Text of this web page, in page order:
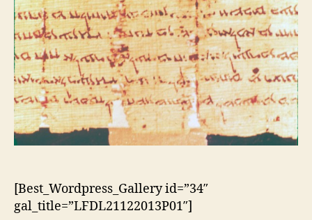
[Best_Wordpress_Gallery id=”34″
gal_title=”LFDL21122013P01″]